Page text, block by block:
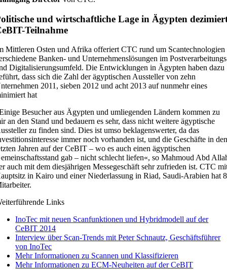
und wirtschaftliche Lage in Ägypten
Teilnahme
Mittleren Osten und Afrika offeriert CTC rund um Scantechnologien
Banken- und Unternehmenslösungen im
Digitalisierungsumfeld. Die Entwicklungen in Ägypten haben dazu
dass sich die Zahl der ägyptischen Aussteller von zehn
2011, sieben 2012 und acht 2013 auf nunmehr eines
hat
Besucher aus Ägypten und umliegenden Ländern kommen zu
an den Stand und bedauern es sehr, dass nicht weitere ägyptische
zu finden sind. Dies ist umso beklagenswerter, da das
immer noch vorhanden ist, und die Geschäfte in
Jahren auf der CeBIT – wo es auch einen ägyptischen
gab – nicht schlecht liefen«, so Mahmoud Abd
auch mit dem diesjährigen Messegeschäft sehr zufrieden ist. CTC
in Kairo und einer Niederlassung in Riad, Saudi-Arabien hat
Links
InoTec mit neuen Scanfunktionen und Hybridmodell auf der
CeBIT 2014
Interview über Scan-Trends mit Peter Schnautz, Geschäftsführer
von InoTec
Mehr Informationen zu Scannen und Klassifizieren
Mehr Informationen zu ECM-Neuheiten auf der CeBIT